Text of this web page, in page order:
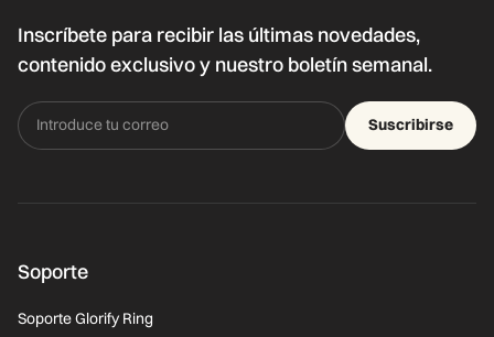
Inscríbete para recibir las últimas novedades,
contenido exclusivo y nuestro boletín semanal.
Suscribirse
Soporte
Soporte Glorify Ring